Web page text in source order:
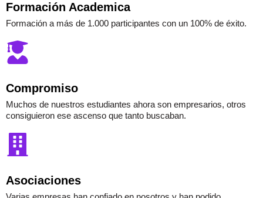
Formación Academica
Formación a más de 1.000 participantes con un 100% de éxito.
Compromiso
Muchos de nuestros estudiantes ahora son empresarios, otros
consiguieron ese ascenso que tanto buscaban.
Asociaciones